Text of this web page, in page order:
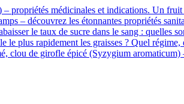
propriétés médicinales et indications. Un fruit
– découvrez les étonnantes propriétés
le taux de sucre dans le sang : quelles
le plus rapidement les graisses ? Quel
clou de girofle épicé (Syzygium aromaticum)